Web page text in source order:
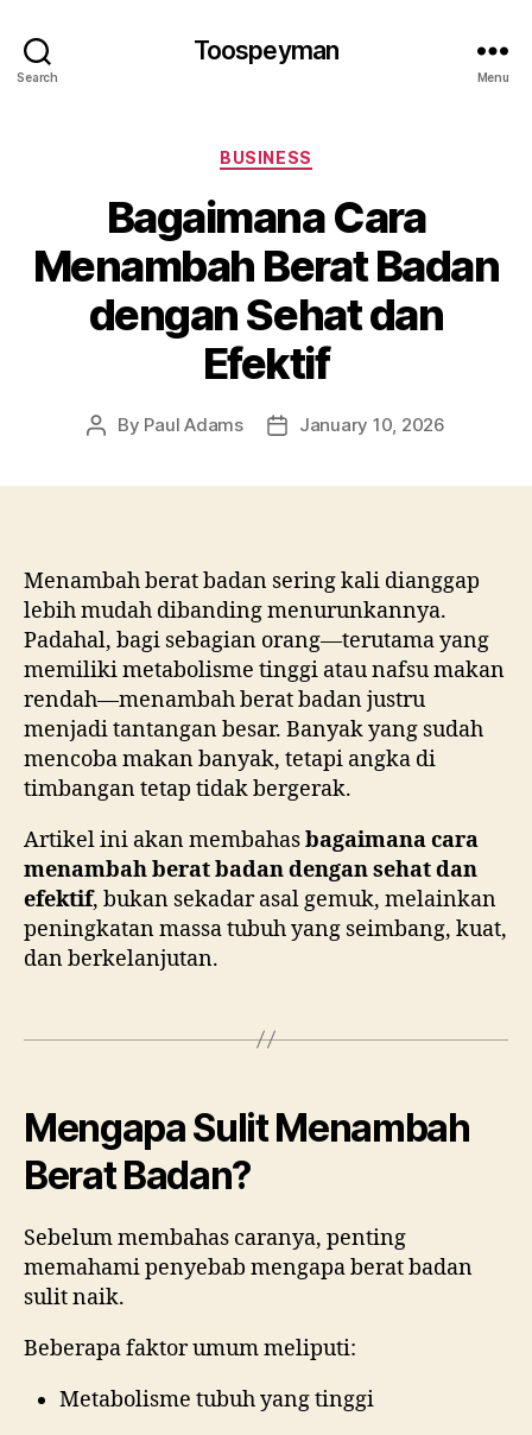
Search
Toospeyman
Menu
Categories
BUSINESS
Bagaimana Cara
Menambah Berat Badan
dengan Sehat dan
Efektif
Post
By Paul Adams
PostJanuary 10, 2026
Menambah berat badan sering kali dianggap
lebih mudah dibanding menurunkannya.
Padahal, bagi sebagian orang—terutama yang
memiliki metabolisme tinggi atau nafsu makan
rendah—menambah berat badan justru
menjadi tantangan besar. Banyak yang sudah
mencoba makan banyak, tetapi angka di
timbangan tetap tidak bergerak.
Artikel ini akan membahasbagaimana cara
menambah berat badan dengan sehat dan
efektif, bukan sekadar asal gemuk, melainkan
peningkatan massa tubuh yang seimbang, kuat,
dan berkelanjutan.
Mengapa Sulit Menambah
Berat Badan?
Sebelum membahas caranya, penting
memahami penyebab mengapa berat badan
sulit naik.
Beberapa faktor umum meliputi:
Metabolisme tubuh yang tinggi